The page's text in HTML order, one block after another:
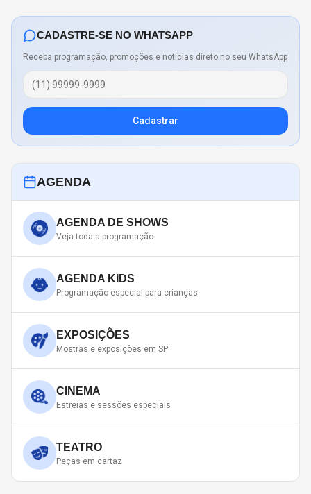
CADASTRE-SE NO WHATSAPP
Receba programação, promoções e notícias direto no seu WhatsApp
Cadastrar
AGENDA
AGENDA DE SHOWS
Veja toda a programação
AGENDA KIDS
Programação especial para crianças
EXPOSIÇÕES
Mostras e exposições em SP
CINEMA
Estreias e sessões especiais
TEATRO
Peças em cartaz